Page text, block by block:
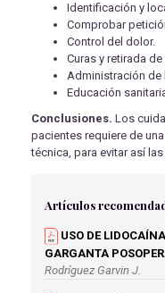
Identificación y
Comprobar
Control del dolor.
Curas y retirada
Administración de
Educación
Conclusiones. Los
pacientes requiere de
técnica, para evitar así
Artículos
USO DE
GARGANTA
Rodríguez Garvin J.